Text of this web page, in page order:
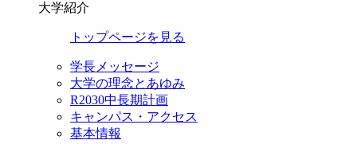
大学紹介
トップページを見る
学長メッセージ
大学の理念とあゆみ
R2030中長期計画
キャンパス・アクセス
基本情報